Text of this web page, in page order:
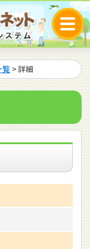
覧> 詳細